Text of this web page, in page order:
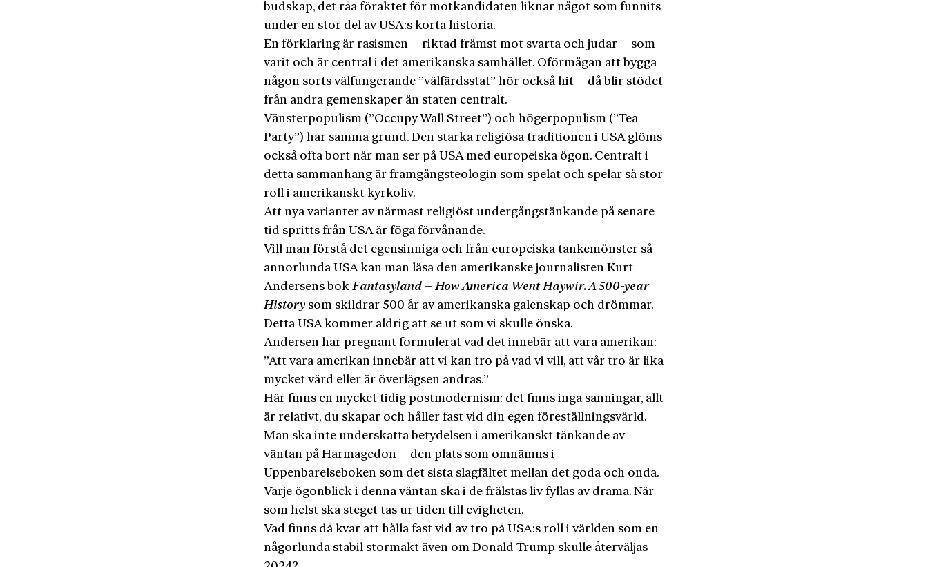
budskap, det råa föraktet för motkandidaten liknar något som funnits
under en stor del av USA:s korta historia.
En förklaring är rasismen – riktad främst mot svarta och judar – som
varit och är central i det amerikanska samhället. Oförmågan att bygga
någon sorts välfungerande ”välfärdsstat” hör också hit – då blir stödet
från andra gemenskaper än staten centralt.
Vänsterpopulism (”Occupy Wall Street”) och högerpopulism (”Tea
Party”) har samma grund. Den starka religiösa traditionen i USA glöms
också ofta bort när man ser på USA med europeiska ögon. Centralt i
detta sammanhang är framgångsteologin som spelat och spelar så stor
roll i amerikanskt kyrkoliv.
Att nya varianter av närmast religiöst undergångstänkande på senare
tid spritts från USA är föga förvånande.
Vill man förstå det egensinniga och från europeiska tankemönster så
annorlunda USA kan man läsa den amerikanske journalisten Kurt
Andersens bokFantasyland – How America Went Haywir. A 500-year
History som skildrar 500 år av amerikanska galenskap och drömmar.
Detta USA kommer aldrig att se ut som vi skulle önska.
Andersen har pregnant formulerat vad det innebär att vara amerikan:
”Att vara amerikan innebär att vi kan tro på vad vi vill, att vår tro är lika
mycket värd eller är överlägsen andras.”
Här finns en mycket tidig postmodernism: det finns inga sanningar, allt
är relativt, du skapar och håller fast vid din egen föreställningsvärld.
Man ska inte underskatta betydelsen i amerikanskt tänkande av
väntan på Harmagedon – den plats som omnämns i
Uppenbarelseboken som det sista slagfältet mellan det goda och onda.
Varje ögonblick i denna väntan ska i de frälstas liv fyllas av drama. När
som helst ska steget tas ur tiden till evigheten.
Vad finns då kvar att hålla fast vid av tro på USA:s roll i världen som en
någorlunda stabil stormakt även om Donald Trump skulle återväljas